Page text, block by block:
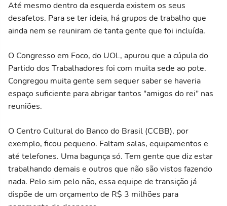
Até mesmo dentro da esquerda existem os seus
desafetos. Para se ter ideia, há grupos de trabalho que
ainda nem se reuniram de tanta gente que foi incluída.
O Congresso em Foco, do UOL, apurou que a cúpula do
Partido dos Trabalhadores foi com muita sede ao pote.
Congregou muita gente sem sequer saber se haveria
espaço suficiente para abrigar tantos "amigos do rei" nas
reuniões.
O Centro Cultural do Banco do Brasil (CCBB), por
exemplo, ficou pequeno. Faltam salas, equipamentos e
até telefones. Uma bagunça só. Tem gente que diz estar
trabalhando demais e outros que não são vistos fazendo
nada. Pelo sim pelo não, essa equipe de transição já
dispõe de um orçamento de R$ 3 milhões para